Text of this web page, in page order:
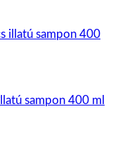
sampon 400 ml